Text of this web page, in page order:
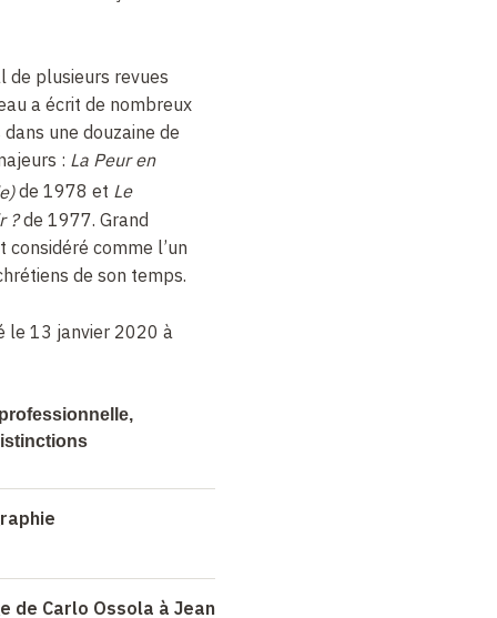
de plusieurs revues
a écrit de nombreux
une douzaine de
: La Peur en
de 1978 et Le
?de 1977. Grand
comme l’un
de son temps.
le 13 janvier 2020 à
Alain-Fournier de
de Carlo Ossola à Jean